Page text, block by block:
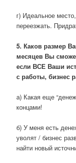
г) Идеальное
переезжать.
5. Каков размер
месяцев Вы
если ВСЕ Ваши
с работы, бизнес
а) Какая еще
концами!
б) У меня есть
уволят / бизнес
найти новый